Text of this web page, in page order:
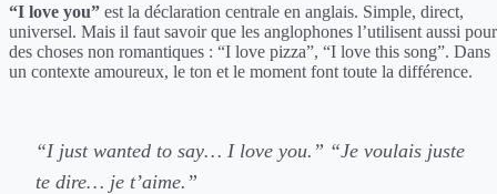
“I love you” est la déclaration centrale en anglais. Simple, direct,
universel. Mais il faut savoir que les anglophones l’utilisent aussi pour
des choses non romantiques : “I love pizza”, “I love this song”. Dans
un contexte amoureux, le ton et le moment font toute la différence.
“I just wanted to say… I love you.” “Je voulais juste
te dire… je t’aime.”